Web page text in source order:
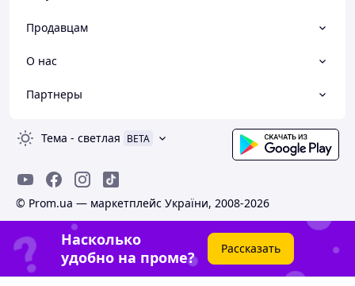
Продавцам
О нас
Партнеры
Тема - светлая BETA
© Prom.ua — маркетплейс України, 2008-2026
Насколько
удобно на проме?
Рассказать